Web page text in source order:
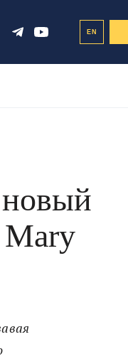
EN
новый